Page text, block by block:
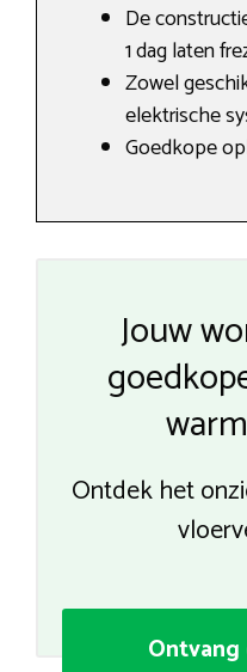
De
1 dag laten
Zowel
elektrische
Goedkope
Jouw
Ontdek het